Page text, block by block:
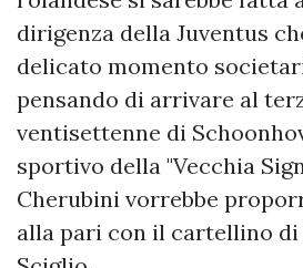
dirigenza della Juventus
delicato momento
pensando di arrivare al
ventisettenne di
sportivo della "Vecchia
Cherubini vorrebbe
alla pari con il cartellino di